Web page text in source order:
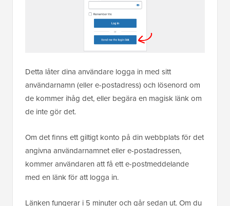
Detta låter dina användare logga in med sitt
användarnamn (eller e-postadress) och lösenord om
de kommer ihåg det, eller begära en magisk länk om
de inte gör det.
Om det finns ett giltigt konto på din webbplats för det
angivna användarnamnet eller e-postadressen,
kommer användaren att få ett e-postmeddelande
med en länk för att logga in.
Länken fungerar i 5 minuter och går sedan ut. Om du